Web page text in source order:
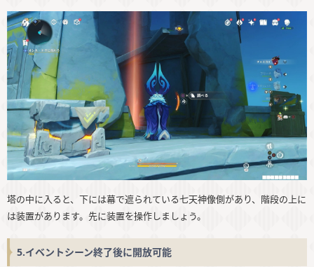
塔の中に入ると、下には幕で遮られている七天神像側があり、階段の上に
は装置があります。先に装置を操作しましょう。
5.イベントシーン終了後に開放可能